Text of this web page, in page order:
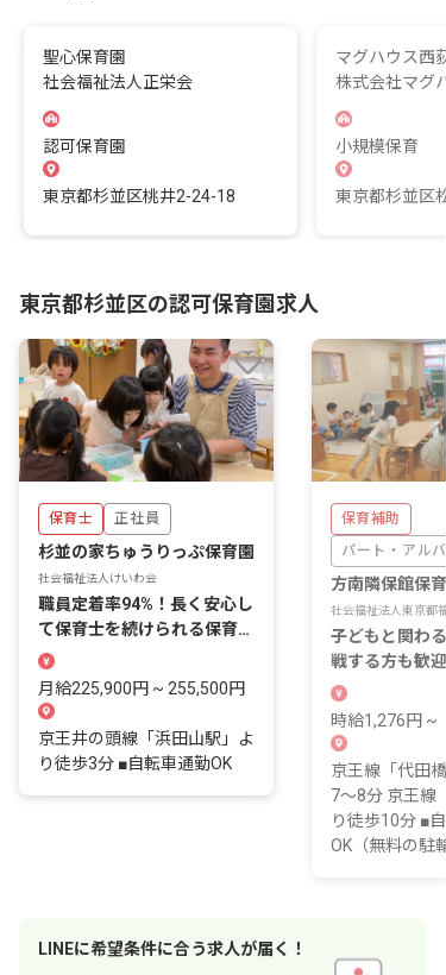
聖心保育園
社会福祉法人正栄会
認可保育園
東京都杉並区桃井2-24-18
マグハウス西
株式会社マグ
小規模保育
東京都杉並区
東京都杉並区の認可保育園求人
保育士 正社員
杉並の家ちゅうりっぷ保育園
社会福祉法人けいわ会
職員定着率94%！長く安心し
て保育士を続けられる保育園
で働きませんか？
月給225,900円 ~ 255,500円
京王井の頭線「浜田山駅」よ
り徒歩3分 ■自転車通勤OK
保育補助
パート・アルバ
方南隣保館保育
社会福祉法人東京都
子どもと関わ
戦する方も歓
のびのびと保
時給1,276円 ~
京王線「代田
7～8分 京王線
り徒歩10分 ■自
OK（無料の駐輪
LINEに希望条件に合う求人が届く！